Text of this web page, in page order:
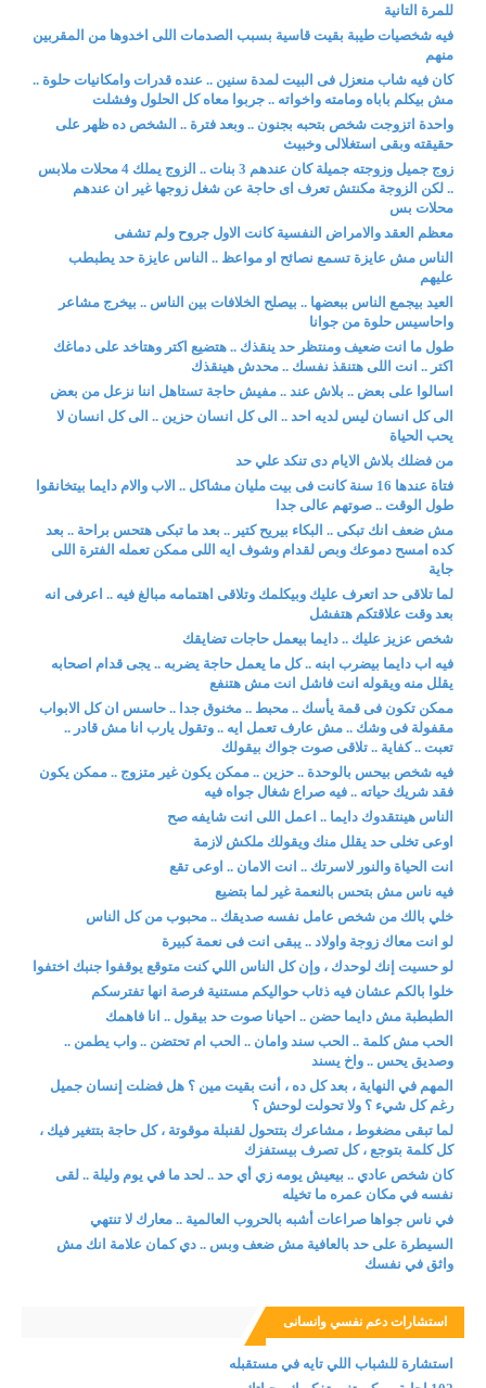
للمرة التانية
فيه شخصيات طيبة بقيت قاسية بسبب الصدمات اللى اخدوها من المقربين
منهم
كان فيه شاب منعزل فى البيت لمدة سنين .. عنده قدرات وامكانيات حلوة ..
مش بيكلم باباه ومامته واخواته .. جربوا معاه كل الحلول وفشلت
واحدة اتزوجت شخص بتحبه بجنون .. وبعد فترة .. الشخص ده ظهر على
حقيقته وبقى استغلالى وخبيث
زوج جميل وزوجته جميلة كان عندهم 3 بنات .. الزوج يملك 4 محلات ملابس
.. لكن الزوجة مكنتش تعرف اى حاجة عن شغل زوجها غير ان عندهم
محلات بس
معظم العقد والامراض النفسية كانت الاول جروح ولم تشفى
الناس مش عايزة تسمع نصائح او مواعظ .. الناس عايزة حد يطبطب
عليهم
العيد بيجمع الناس ببعضها .. بيصلح الخلافات بين الناس .. بيخرج مشاعر
واحاسيس حلوة من جوانا
طول ما انت ضعيف ومنتظر حد ينقذك .. هتضيع اكتر وهتاخد على دماغك
اكتر .. انت اللى هتنقذ نفسك .. محدش هينقذك
اسالوا على بعض .. بلاش عند .. مفيش حاجة تستاهل اننا نزعل من بعض
الى كل انسان ليس لديه احد .. الى كل انسان حزين .. الى كل انسان لا
يحب الحياة
من فضلك بلاش الايام دى تنكد علي حد
فتاة عندها 16 سنة كانت فى بيت مليان مشاكل .. الاب والام دايما بيتخانقوا
طول الوقت .. صوتهم عالى جدا
مش ضعف انك تبكى .. البكاء بيريح كتير .. بعد ما تبكى هتحس براحة .. بعد
كده امسح دموعك وبص لقدام وشوف ايه اللى ممكن تعمله الفترة اللى
جاية
لما تلاقى حد اتعرف عليك وبيكلمك وتلاقى اهتمامه مبالغ فيه .. اعرفى انه
بعد وقت علاقتكم هتفشل
شخص عزيز عليك .. دايما بيعمل حاجات تضايقك
فيه اب دايما بيضرب ابنه .. كل ما يعمل حاجة يضربه .. يجى قدام اصحابه
يقلل منه ويقوله انت فاشل انت مش هتنفع
ممكن تكون فى قمة يأسك .. محبط .. مخنوق جدا .. حاسس ان كل الابواب
مقفولة فى وشك .. مش عارف تعمل ايه .. وتقول يارب انا مش قادر ..
تعبت .. كفاية .. تلاقى صوت جواك بيقولك
فيه شخص بيحس بالوحدة .. حزين .. ممكن يكون غير متزوج .. ممكن يكون
فقد شريك حياته .. فيه صراع شغال جواه فيه
الناس هينتقدوك دايما .. اعمل اللى انت شايفه صح
اوعى تخلى حد يقلل منك ويقولك ملكش لازمة
انت الحياة والنور لاسرتك .. انت الامان .. اوعى تقع
فيه ناس مش بتحس بالنعمة غير لما بتضيع
خلي بالك من شخص عامل نفسه صديقك .. محبوب من كل الناس
لو انت معاك زوجة واولاد .. يبقى انت فى نعمة كبيرة
لو حسيت إنك لوحدك ، وإن كل الناس اللي كنت متوقع يوقفوا جنبك اختفوا
خلوا بالكم عشان فيه ذئاب حواليكم مستنية فرصة انها تفترسكم
الطبطبة مش دايما حضن .. احيانا صوت حد بيقول .. انا فاهمك
الحب مش كلمة .. الحب سند وامان .. الحب ام تحتضن .. واب يطمن ..
وصديق يحس .. واخ يسند
المهم في النهاية ، بعد كل ده ، أنت بقيت مين ؟ هل فضلت إنسان جميل
رغم كل شيء ؟ ولا تحولت لوحش ؟
لما تبقى مضغوط ، مشاعرك بتتحول لقنبلة موقوتة ، كل حاجة بتتغير فيك ،
كل كلمة بتوجع ، كل تصرف بيستفزك
كان شخص عادي .. بيعيش يومه زي أي حد .. لحد ما في يوم وليلة .. لقى
نفسه في مكان عمره ما تخيله
في ناس جواها صراعات أشبه بالحروب العالمية .. معارك لا تنتهي
السيطرة على حد بالعافية مش ضعف وبس .. دي كمان علامة انك مش
واثق في نفسك
استشارات دعم نفسي وانسانى
استشارة للشباب اللي تايه في مستقبله